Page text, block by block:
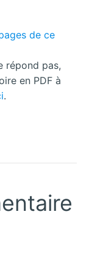
de ce
répond pas,
en PDF à
.